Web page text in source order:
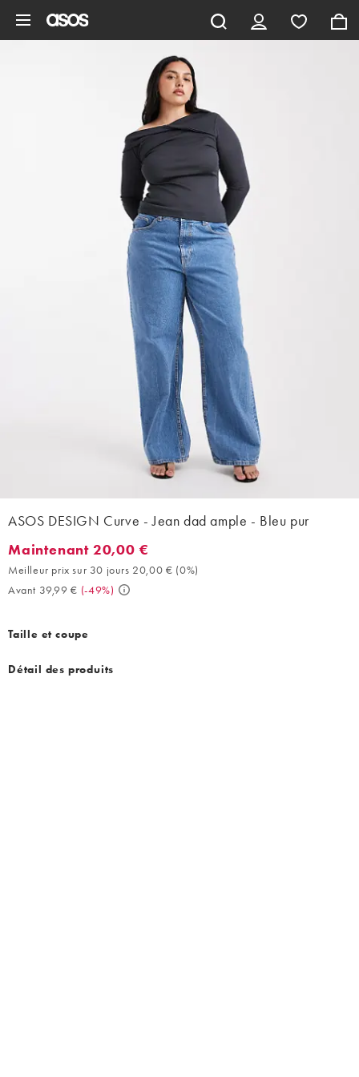
ASOS DESIGN Curve - Jean dad ample - Bleu pur
Maintenant 20,00 €. Meilleur prix sur 30 jours 20,00 € (0%).
Maintenant 20,00 €
Meilleur prix sur 30 jours 20,00 € (0%)
Avant 39,99 € (-49%)
Taille et coupe
Détail des produits